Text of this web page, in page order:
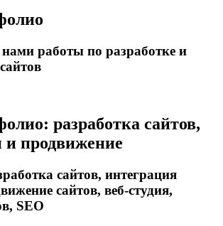
работы по разработке и
разработка сайтов,
и продвижение
сайтов, интеграция
сайтов, веб-студия,
SEO